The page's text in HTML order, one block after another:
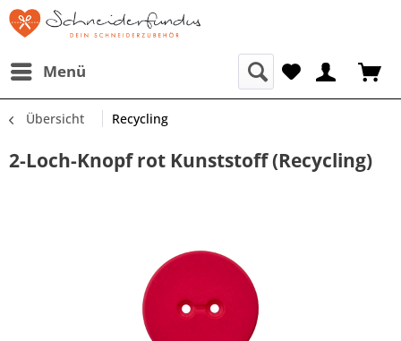
Menü
Übersicht Recycling
2-Loch-Knopf rot Kunststoff (Recycling)